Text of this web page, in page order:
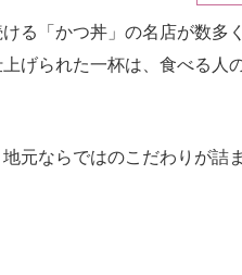
る「かつ丼」の名店が数多
げられた一杯は、食べる人
元ならではのこだわりが詰